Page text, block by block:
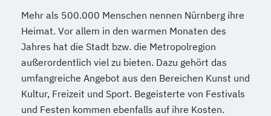
Mehr als 500.000 Menschen nennen Nürnberg ihre
Heimat. Vor allem in den warmen Monaten des
Jahres hat die Stadt bzw. die Metropolregion
außerordentlich viel zu bieten. Dazu gehört das
umfangreiche Angebot aus den Bereichen Kunst und
Kultur, Freizeit und Sport. Begeisterte von Festivals
und Festen kommen ebenfalls auf ihre Kosten.